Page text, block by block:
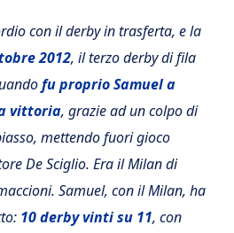
con il derby in trasferta, e la
2012, il terzo derby di fila
fu proprio Samuel a
vittoria, grazie ad un colpo di
mettendo fuori gioco
De Sciglio. Era il Milan di
Samuel, con il Milan, ha
10 derby vinti su 11, con